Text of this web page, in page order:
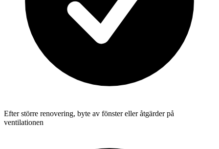
Efter större renovering, byte av fönster eller åtgärder på
ventilationen